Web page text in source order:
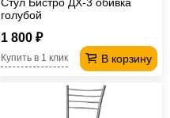
голубой
1 800 ₽
В корзину
Купить в 1 клик